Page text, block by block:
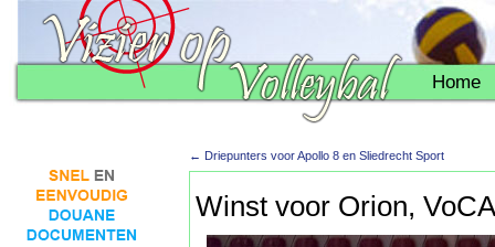
Home
← Driepunters voor Apollo 8 en Sliedrecht Sport
Winst voor Orion,